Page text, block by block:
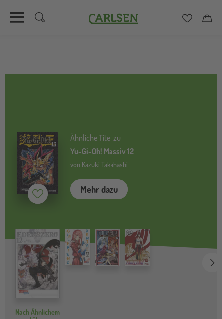
Carlsen
Ähnliche Titel zu
Yu-Gi-Oh! Massiv 12
von Kazuki Takahashi
Mehr dazu
Merken ( inaktiv)
Nach Ähnlichem